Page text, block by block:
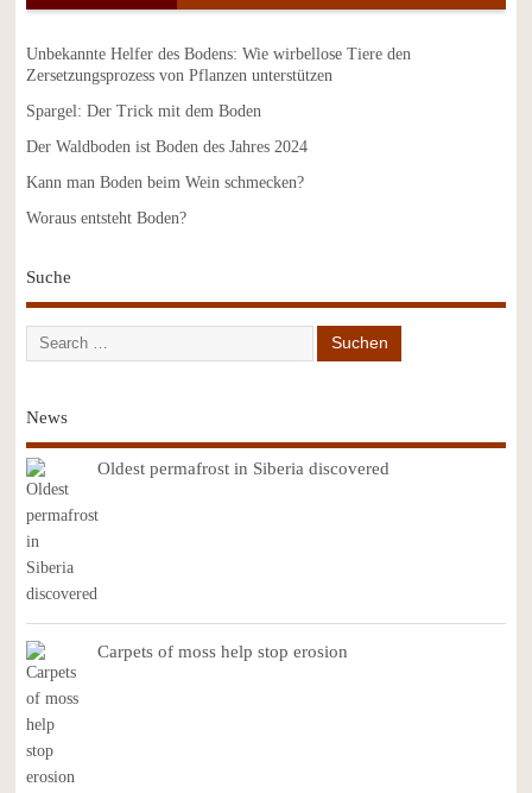
Unbekannte Helfer des Bodens: Wie wirbellose Tiere den
Zersetzungsprozess von Pflanzen unterstützen
Spargel: Der Trick mit dem Boden
Der Waldboden ist Boden des Jahres 2024
Kann man Boden beim Wein schmecken?
Woraus entsteht Boden?
Suche
News
Oldest permafrost in Siberia discovered
Carpets of moss help stop erosion